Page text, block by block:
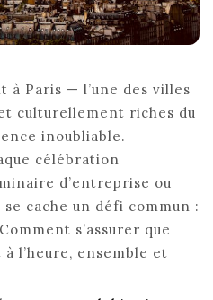
à Paris — l’une des villes
culturellement riches du
inoubliable.
célébration
d’entreprise ou
cache un défi commun :
s’assurer que
l’heure, ensemble et